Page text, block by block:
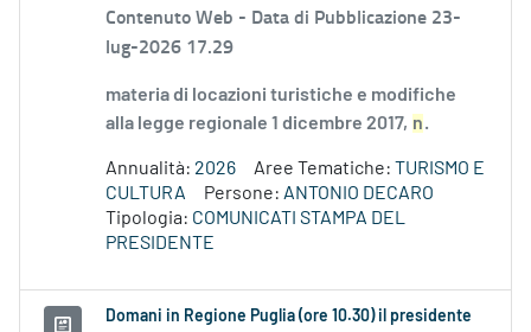
Contenuto Web - Data di Pubblicazione 23-
lug-2026 17.29
materia di locazioni turistiche e modifiche
alla legge regionale 1 dicembre 2017, n.
Annualità: 2026 Aree Tematiche: TURISMO E
CULTURA
Persone: ANTONIO DECARO
Tipologia: COMUNICATI STAMPA DEL
PRESIDENTE
Domani in Regione Puglia (ore 10.30) il presidente